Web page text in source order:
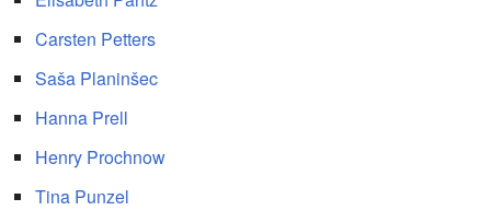
Carsten Petters
Saša Planinšec
Hanna Prell
Henry Prochnow
Tina Punzel